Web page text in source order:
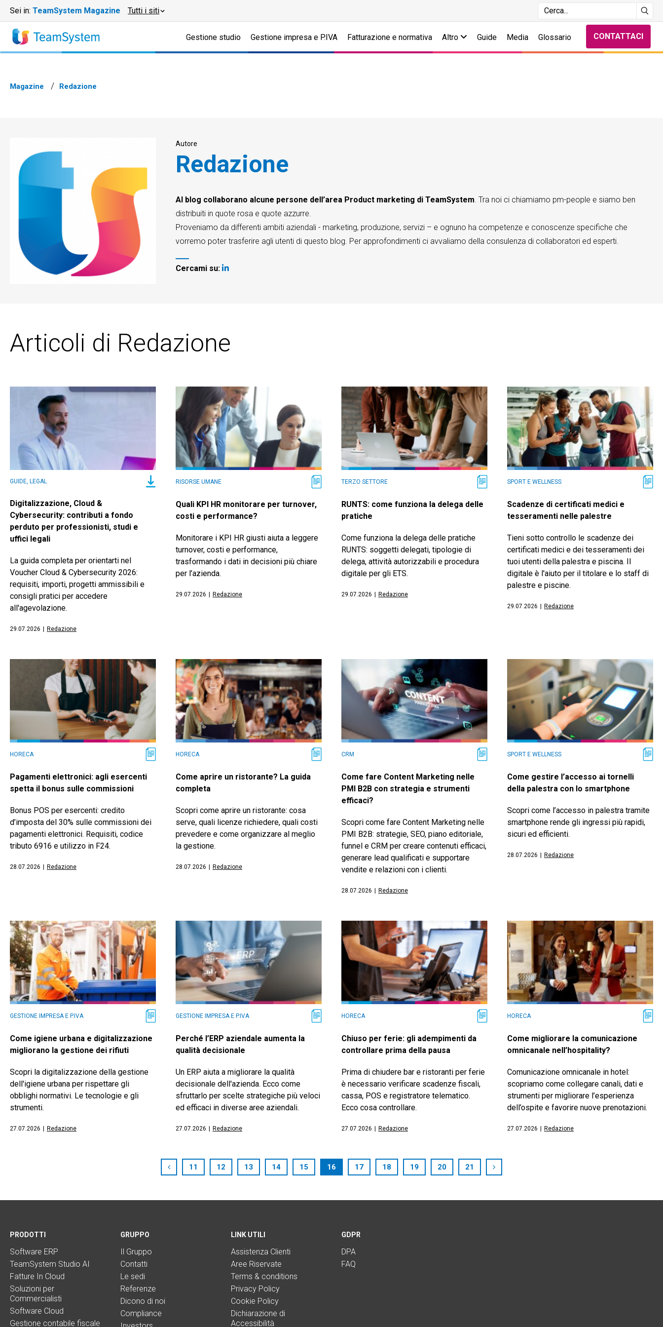
Sei in: TeamSystem Magazine Tutti i siti
Gestione studio Gestione impresa e P.IVA Fatturazione e normativa Altro Guide Media Glossario CONTATTACI
Magazine Redazione
Autore
Redazione
Al blog collaborano alcune persone dell’area Product marketing di TeamSystem. Tra noi ci chiamiamo pm-people e siamo ben
distribuiti in quote rosa e quote azzurre.
Proveniamo da differenti ambiti aziendali - marketing, produzione, servizi – e ognuno ha competenze e conoscenze specifiche che
vorremo poter trasferire agli utenti di questo blog. Per approfondimenti ci avvaliamo della consulenza di collaboratori ed esperti.
Cercami su:
Articoli di Redazione
GUIDE, LEGAL
Digitalizzazione, Cloud &
Cybersecurity: contributi a fondo
perduto per professionisti, studi e
uffici legali
La guida completa per orientarti nel
Voucher Cloud & Cybersecurity 2026:
requisiti, importi, progetti ammissibili e
consigli pratici per accedere
all'agevolazione.
29.07.2026 Redazione
RISORSE UMANE
Quali KPI HR monitorare per turnover,
costi e performance?
Monitorare i KPI HR giusti aiuta a leggere
turnover, costi e performance,
trasformando i dati in decisioni più chiare
per l’azienda.
29.07.2026 Redazione
TERZO SETTORE
RUNTS: come funziona la delega delle
pratiche
Come funziona la delega delle pratiche
RUNTS: soggetti delegati, tipologie di
delega, attività autorizzabili e procedura
digitale per gli ETS.
29.07.2026 Redazione
SPORT E WELLNESS
Scadenze di certificati medici e
tesseramenti nelle palestre
Tieni sotto controllo le scadenze dei
certificati medici e dei tesseramenti dei
tuoi utenti della palestra e piscina. Il
digitale è l'aiuto per il titolare e lo staff di
palestre e piscine.
29.07.2026 Redazione
HORECA
Pagamenti elettronici: agli esercenti
spetta il bonus sulle commissioni
Bonus POS per esercenti: credito
d’imposta del 30% sulle commissioni dei
pagamenti elettronici. Requisiti, codice
tributo 6916 e utilizzo in F24.
28.07.2026 Redazione
HORECA
Come aprire un ristorante? La guida
completa
Scopri come aprire un ristorante: cosa
serve, quali licenze richiedere, quali costi
prevedere e come organizzare al meglio
la gestione.
28.07.2026 Redazione
CRM
Come fare Content Marketing nelle
PMI B2B con strategia e strumenti
efficaci?
Scopri come fare Content Marketing nelle
PMI B2B: strategie, SEO, piano editoriale,
funnel e CRM per creare contenuti efficaci,
generare lead qualificati e supportare
vendite e relazioni con i clienti.
28.07.2026 Redazione
SPORT E WELLNESS
Come gestire l’accesso ai tornelli
della palestra con lo smartphone
Scopri come l’accesso in palestra tramite
smartphone rende gli ingressi più rapidi,
sicuri ed efficienti.
28.07.2026 Redazione
GESTIONE IMPRESA E P.IVA
Come igiene urbana e digitalizzazione
migliorano la gestione dei rifiuti
Scopri la digitalizzazione della gestione
dell'igiene urbana per rispettare gli
obblighi normativi. Le tecnologie e gli
strumenti.
27.07.2026 Redazione
GESTIONE IMPRESA E P.IVA
Perché l’ERP aziendale aumenta la
qualità decisionale
Un ERP aiuta a migliorare la qualità
decisionale dell'azienda. Ecco come
sfruttarlo per scelte strategiche più veloci
ed efficaci in diverse aree aziendali.
27.07.2026 Redazione
HORECA
Chiuso per ferie: gli adempimenti da
controllare prima della pausa
Prima di chiudere bar e ristoranti per ferie
è necessario verificare scadenze fiscali,
cassa, POS e registratore telematico.
Ecco cosa controllare.
27.07.2026 Redazione
HORECA
Come migliorare la comunicazione
omnicanale nell’hospitality?
Comunicazione omnicanale in hotel:
scopriamo come collegare canali, dati e
strumenti per migliorare l’esperienza
dell’ospite e favorire nuove prenotazioni.
27.07.2026 Redazione
11 12 13 14 15 16 17 18 19 20 21
PRODOTTI
Software ERP
TeamSystem Studio AI
Fatture In Cloud
Soluzioni per
Commercialisti
Software Cloud
Gestione contabile fiscale
GRUPPO
Il Gruppo
Contatti
Le sedi
Referenze
Dicono di noi
Compliance
LINK UTILI
Assistenza Clienti
Aree Riservate
Terms & conditions
Privacy Policy
Cookie Policy
Dichiarazione di
Accessibilità
GDPR
DPA
FAQ